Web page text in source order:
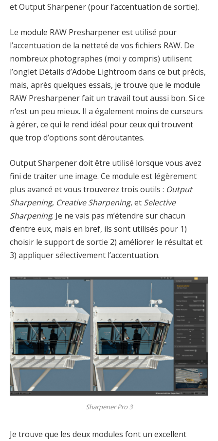
et Output Sharpener (pour l’accentuation de sortie).
Le module RAW Presharpener est utilisé pour
l’accentuation de la netteté de vos fichiers RAW. De
nombreux photographes (moi y compris) utilisent
l’onglet Détails d’Adobe Lightroom dans ce but précis,
mais, après quelques essais, je trouve que le module
RAW Presharpener fait un travail tout aussi bon. Si ce
n’est un peu mieux. Il a également moins de curseurs
à gérer, ce qui le rend idéal pour ceux qui trouvent
que trop d’options sont déroutantes.
Output Sharpener doit être utilisé lorsque vous avez
fini de traiter une image. Ce module est légèrement
plus avancé et vous trouverez trois outils : Output
Sharpening, Creative Sharpening, et Selective
Sharpening. Je ne vais pas m’étendre sur chacun
d’entre eux, mais en bref, ils sont utilisés pour 1)
choisir le support de sortie 2) améliorer le résultat et
3) appliquer sélectivement l’accentuation.
Sharpener Pro 3
Je trouve que les deux modules font un excellent